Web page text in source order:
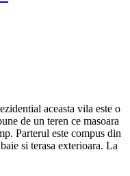
aceasta vila este o
de un teren ce masoara
Parterul este compus din
si terasa exterioara. La